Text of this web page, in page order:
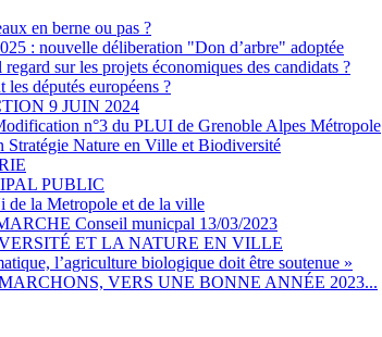
en berne ou pas ?
: nouvelle déliberation "Don d’arbre" adoptée
sur les projets économiques des candidats ?
députés européens ?
9 JUIN 2024
n°3 du PLUI de Grenoble Alpes Métropole
Stratégie Nature en Ville et Biodiversité
PUBLIC
de la Metropole et de la ville
Conseil municpal 13/03/2023
ET LA NATURE EN VILLE
l’agriculture biologique doit être soutenue »
VERS UNE BONNE ANNÉE 2023...